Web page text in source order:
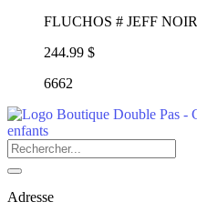
FLUCHOS # JEFF NOIR
244.99 $
6662
Adresse